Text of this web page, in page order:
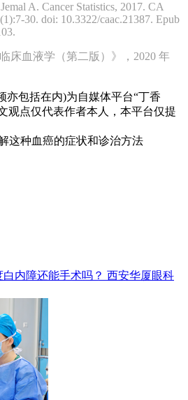
A. Cancer Statistics, 2017. CA
30. doi: 10.3322/caac.21387. Epub
床血液学（第二版）》，2020 年
亦包括在内)为自媒体平台“丁香
观点仅代表作者本人，本平台仅提
这种血癌的症状和诊治方法
内障还能手术吗？ 西安华厦眼科